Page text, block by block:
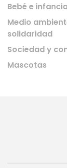
Bebé e
Medio
solidaridad
Sociedad y
Mascotas